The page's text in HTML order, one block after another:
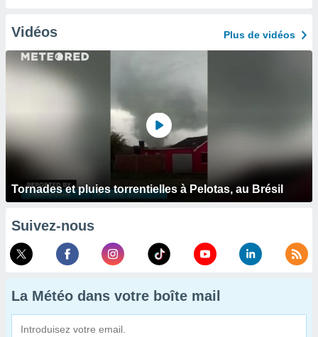
Vidéos Plus de vidéos
Tornades et pluies torrentielles à Pelotas, au Brésil
Suivez-nous
La Météo dans votre boîte mail